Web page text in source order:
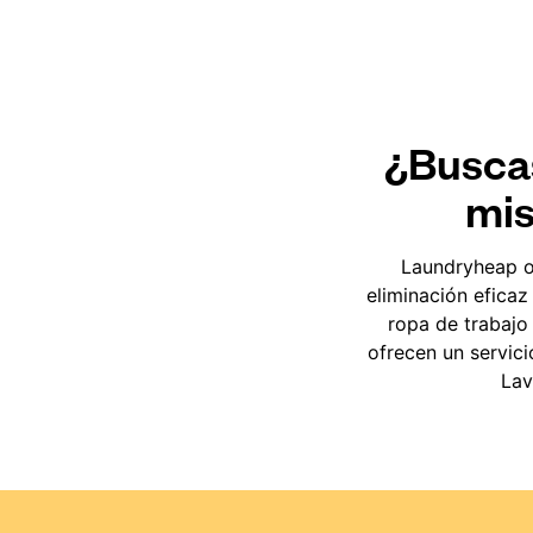
Laundryheap
eliminación
ropa de
ofrecen un